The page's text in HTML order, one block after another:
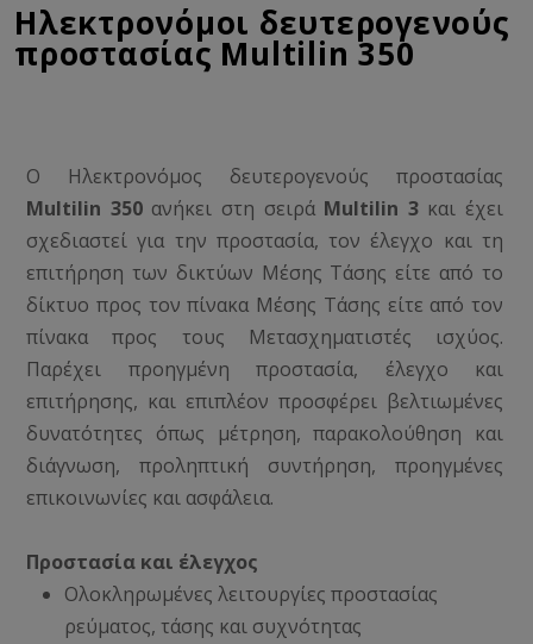
Ηλεκτρονόμοι δευτερογενούς
προστασίας Multilin 350
Ο Ηλεκτρονόμος δευτερογενούς προστασίας
Multilin 350ανήκει στη σειρά Multilin 3και έχει
σχεδιαστεί για την προστασία, τον έλεγχο και τη
επιτήρηση των δικτύων Μέσης Τάσης είτε από το
δίκτυο προς τον πίνακα Μέσης Τάσης είτε από τον
πίνακα προς τους Μετασχηματιστές ισχύος.
Παρέχει προηγμένη προστασία, έλεγχο και
επιτήρησης, και επιπλέον προσφέρει βελτιωμένες
δυνατότητες όπως μέτρηση, παρακολούθηση και
διάγνωση, προληπτική συντήρηση, προηγμένες
επικοινωνίες και ασφάλεια.
Προστασία και έλεγχος
Ολοκληρωμένες λειτουργίες προστασίας
ρεύματος, τάσης και συχνότητας